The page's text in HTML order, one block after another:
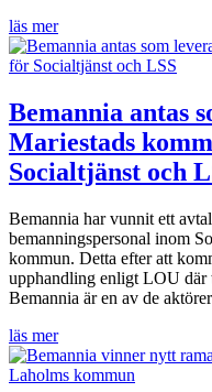
läs mer
Bemannia antas
Mariestads
Socialtjänst och
Bemannia har vunnit ett
bemanningspersonal inom
kommun. Detta efter att
upphandling enligt LOU där
Bemannia är en av de
läs mer